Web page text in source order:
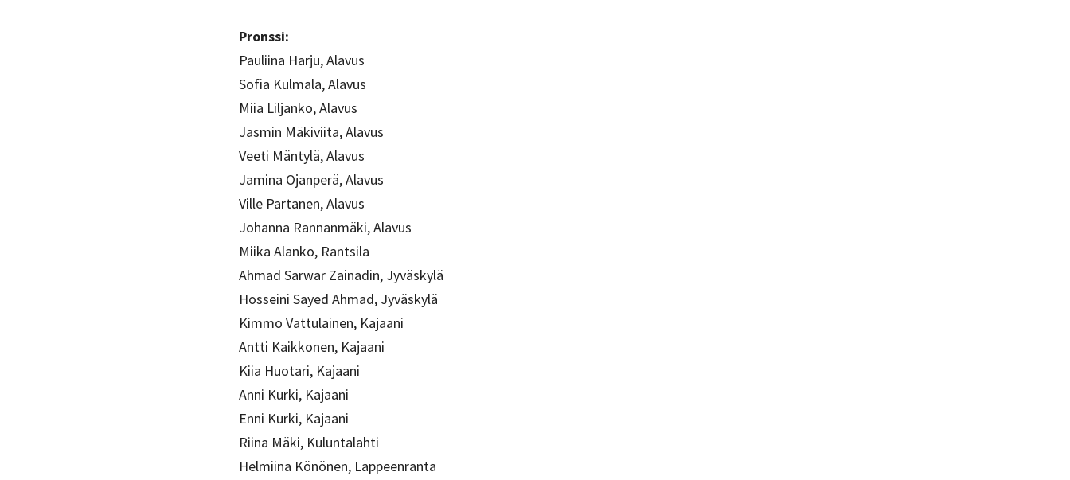
Pronssi:
Pauliina Harju, Alavus
Sofia Kulmala, Alavus
Miia Liljanko, Alavus
Jasmin Mäkiviita, Alavus
Veeti Mäntylä, Alavus
Jamina Ojanperä, Alavus
Ville Partanen, Alavus
Johanna Rannanmäki, Alavus
Miika Alanko, Rantsila
Ahmad Sarwar Zainadin, Jyväskylä
Hosseini Sayed Ahmad, Jyväskylä
Kimmo Vattulainen, Kajaani
Antti Kaikkonen, Kajaani
Kiia Huotari, Kajaani
Anni Kurki, Kajaani
Enni Kurki, Kajaani
Riina Mäki, Kuluntalahti
Helmiina Könönen, Lappeenranta